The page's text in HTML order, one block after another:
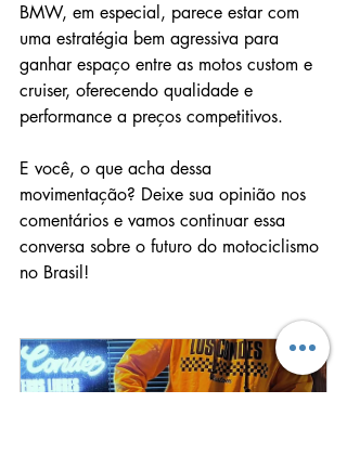
BMW, em especial, parece estar com
uma estratégia bem agressiva para
ganhar espaço entre as motos custom e
cruiser, oferecendo qualidade e
performance a preços competitivos.
E você, o que acha dessa
movimentação? Deixe sua opinião nos
comentários e vamos continuar essa
conversa sobre o futuro do motociclismo
no Brasil!